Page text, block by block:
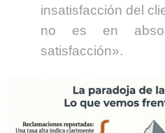
insatisfacción del
no es en
satisfacción».